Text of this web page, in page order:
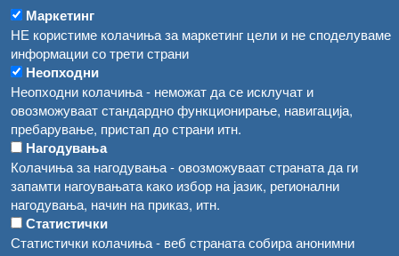
Маркетинг
НЕ користиме колачиња за маркетинг цели и не споделуваме
информации со трети страни
Неопходни
Неопходни колачиња - неможат да се исклучат и
овозможуваат стандардно функционирање, навигација,
пребарување, пристап до страни итн.
Нагодувања
Колачиња за нагодувања - овозможуваат страната да ги
запамти нагоувањата како избор на јазик, регионални
нагодувања, начин на приказ, итн.
Статистички
Статистички колачиња - веб страната собира анонимни
Високите температури ризик од труење со храна, опасни се и за животните
Водата во Гостивар може да се користи како техничка, продолжува испораката на флаширана вода
Во Гостивар спроведени 70 вонредни контроли
Забраната за водата во Гостивар останува на сила, операторите да користат само технички безбедна вода
Обрасци
Огласи